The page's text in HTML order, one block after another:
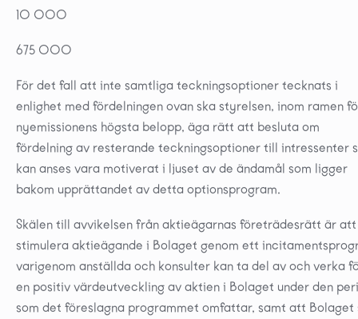
10 000
675 000
För det fall att inte samtliga teckningsoptioner tecknats i
enlighet med fördelningen ovan ska styrelsen, inom ramen
nyemissionens högsta belopp, äga rätt att besluta om
fördelning av resterande teckningsoptioner till intressenter
kan anses vara motiverat i ljuset av de ändamål som ligger
bakom upprättandet av detta optionsprogram.
Skälen till avvikelsen från aktieägarnas företrädesrätt är att
stimulera aktieägande i Bolaget genom ett
varigenom anställda och konsulter kan ta del av och verka
en positiv värdeutveckling av aktien i Bolaget under den
som det föreslagna programmet omfattar, samt att Bolaget